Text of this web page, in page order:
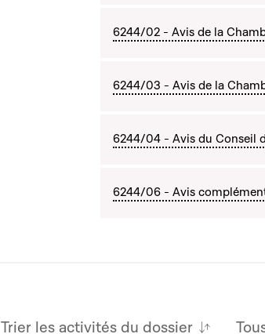
6244/02 - Avis de la
6244/03 - Avis de la
6244/04 - Avis du Conseil
6244/06 - Avis
Trier les activités du dossier